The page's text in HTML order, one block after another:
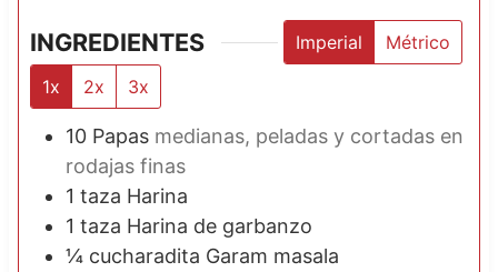
INGREDIENTES Imperial
Métrico
1x
2x 3x
10 Papas medianas, peladas y cortadas en
rodajas finas
1 taza Harina
1 taza Harina de garbanzo
¼ cucharadita Garam masala